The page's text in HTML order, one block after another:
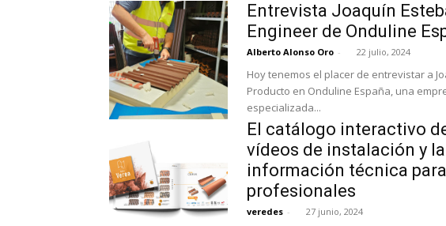
Entrevista Joaquín
Engineer de Onduline
Alberto Alonso Oro - 22 julio, 2024
Hoy tenemos el placer de entrevistar a
Producto en Onduline España, una
especializada...
El catálogo interactivo
vídeos de instalación y
información técnica
profesionales
veredes - 27 junio, 2024